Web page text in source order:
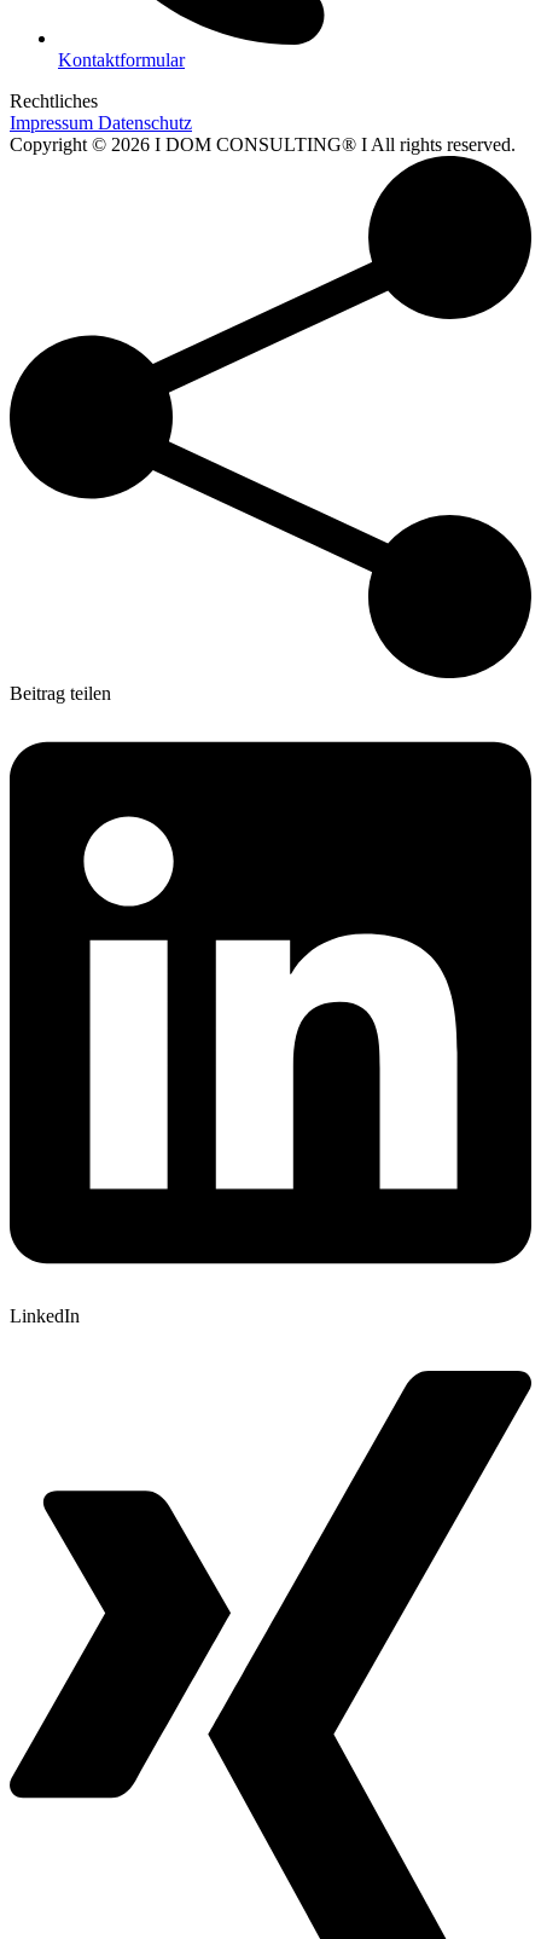
Kontaktformular
Rechtliches
Impressum Datenschutz
Copyright © 2026 I DOM CONSULTING® I All rights reserved.
Beitrag teilen
LinkedIn